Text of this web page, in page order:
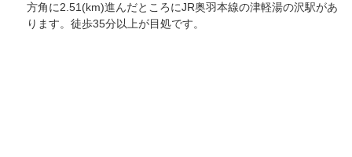
方角に2.51(km)進んだところにJR奥羽本線の津軽湯の沢駅があ
ります。徒歩35分以上が目処です。